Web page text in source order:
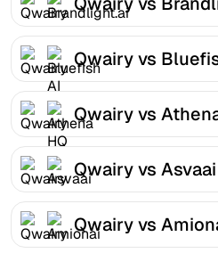
Qwairy vs
Qwairy vs
Qwairy vs Asvaai
Qwairy vs